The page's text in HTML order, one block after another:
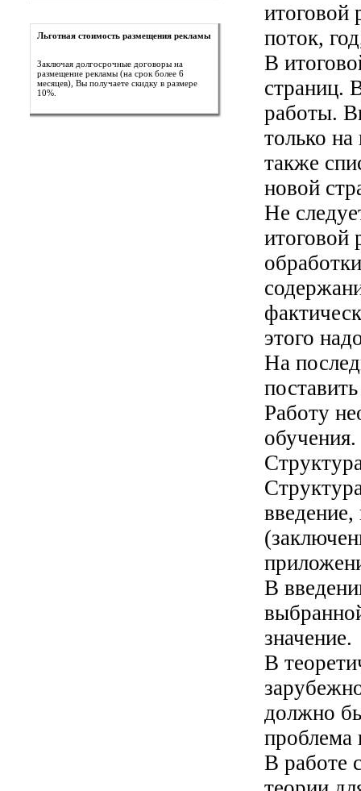
Льготная стоимость размещения рекламы
Заключая долгосрочные договоры на
размещение рекламы (на срок более 6
месяцев), Вы получаете скидку в размере
10%.
итоговой
поток,
В
страниц.
работы.
только
также
новой
Не
итоговой
этого
На
Работу
обучения.
В
значение.
В
должно
проблема
В работе